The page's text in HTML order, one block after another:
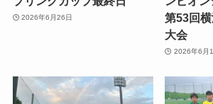
2026年6月26日
第53回
大会
2026年6月